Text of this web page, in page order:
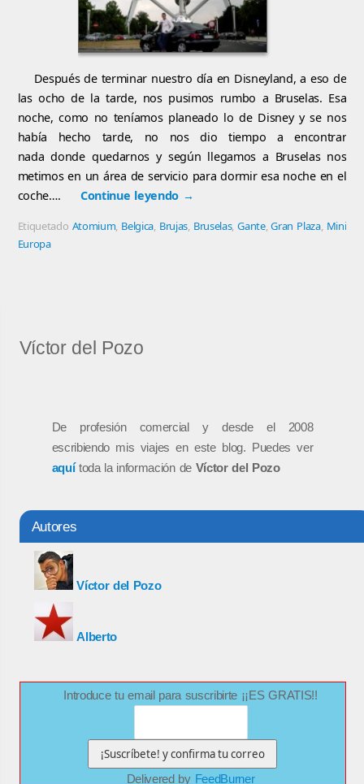
Después de terminar nuestro día en Disneyland, a eso de
las ocho de la tarde, nos pusimos rumbo a Bruselas. Esa
noche, como no teníamos planeado lo de Disney y se nos
había hecho tarde, no nos dio tiempo a encontrar
nada donde quedarnos y según llegamos a Bruselas nos
metimos en un área de servicio para dormir esa noche en el
coche….
Continue leyendo →
Etiquetado Atomium, Belgica, Brujas, Bruselas,Gante,Gran Plaza, Mini
Europa
Víctor del Pozo
De profesión comercial y desde el 2008
escribiendo mis viajes en este blog. Puedes ver
aquítoda la información de Víctor del Pozo
Autores
Víctor del Pozo
Alberto
Introduce tu email para suscribirte ¡¡ES GRATIS!!
Delivered by FeedBurner